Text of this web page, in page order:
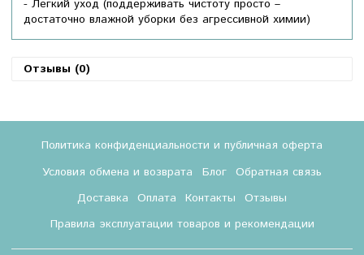
- Легкий уход (поддерживать чистоту просто –
достаточно влажной уборки без агрессивной химии)
Отзывы (0)
Политика конфиденциальности и публичная оферта
Условия обмена и возврата
Блог Обратная связь
Доставка Оплата Контакты
Отзывы
Правила эксплуатации товаров и рекомендации